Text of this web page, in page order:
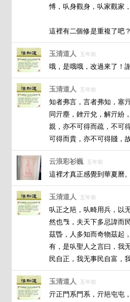
愽，㕥身觀身，㕥家觀家，
這裡有二個修是重複了吧
玉清道人 五年前
哦，是哦哦，改過來了！
玉清道人 五年前
知者弗言，言者弗知，塞
同亓塵，銼亓兌，解亓紛
親，亦不可得而疏，不可
可得而貴，亦不可得賤，
云浪彩衫巍 五年前
這裡才真正感覺到華夏曆。
玉清道人 五年前
㕥正之邫，㕥畸用兵，以
然也𢦏，夫天下多忌諱而
茲昬，人多知而奇物茲起
有，是㕥聖人之言曰，我
民自正，我无事民自富，
玉清道人 五年前
亓正門系門系，亓邫屯屯